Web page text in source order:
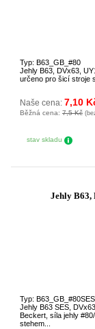
Typ: B63_GB_#80
Jehly B63, DVx63,
určeno pro šicí stroje
Naše cena: 7,10
Běžná cena: 7,5 Kč
stav skladu
Jehly B63,
Typ: B63_GB_#80SES
Jehly B63 SES,
Beckert, síla jehly
stehem...